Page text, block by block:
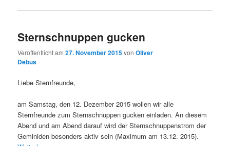
Sternschnuppen gucken
Veröffentlicht am27. November 2015vonOliver
Debus
Liebe Sternfreunde,
am Samstag, den 12. Dezember 2015 wollen wir alle
Sternfreunde zum Sternschnuppen gucken einladen. An diesem
Abend und am Abend darauf wird der Sternschnuppenstrom der
Geminiden besonders aktiv sein (Maximum am 13.12. 2015).